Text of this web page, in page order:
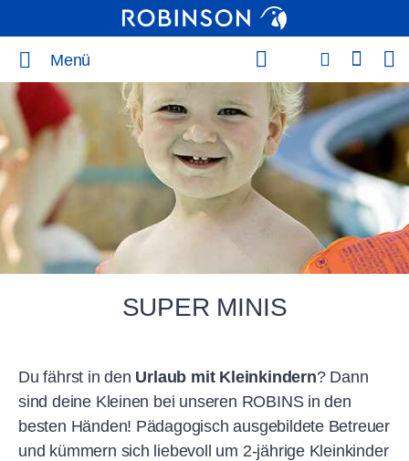
Menü
SUPER MINIS
Du fährst in den Urlaub mit Kleinkindern? Dann
sind deine Kleinen bei unseren ROBINS in den
besten Händen! Pädagogisch ausgebildete Betreuer
und kümmern sich liebevoll um 2-jährige Kleinkinder